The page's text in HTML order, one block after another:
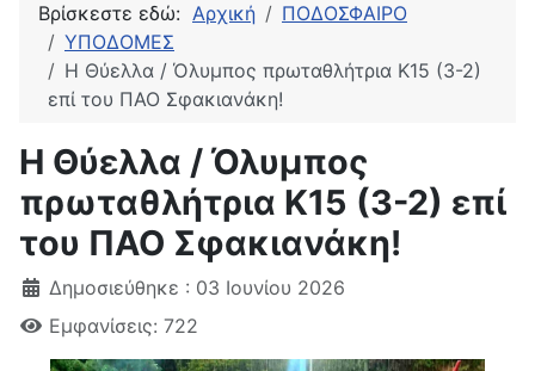
Βρίσκεστε εδώ: Αρχική
ΠΟΔΟΣΦΑΙΡΟ
ΥΠΟΔΟΜΕΣ
Η Θύελλα / Όλυμπος πρωταθλήτρια Κ15 (3-2)
επί του ΠΑΟ Σφακιανάκη!
Η Θύελλα / Όλυμπος
πρωταθλήτρια Κ15 (3-2) επί
του ΠΑΟ Σφακιανάκη!
Δημοσιεύθηκε : 03 Ιουνίου 2026
Εμφανίσεις: 722